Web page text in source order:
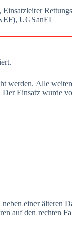
UGS­a­nEL
wer­den. Alle
Ein­satz wur­de
einer älte­ren
auf den rech­ten